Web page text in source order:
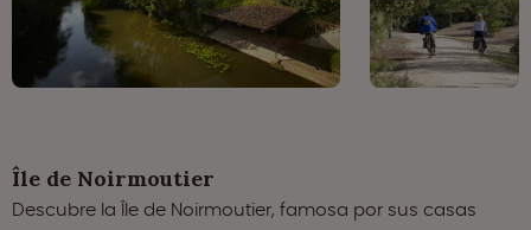
Île de Noirmoutier
Descubre la Île de Noirmoutier, famosa por sus casas